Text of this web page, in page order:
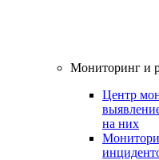
Мониторинг и
Центр
на них